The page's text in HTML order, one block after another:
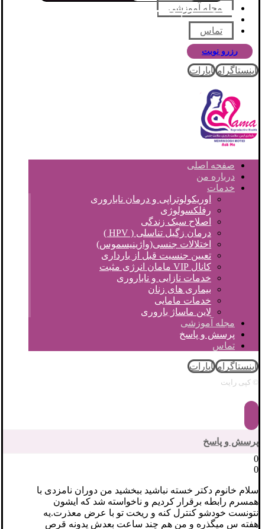
مجله آموزشی
پرسش و پاسخ
تماس
رزرو نوبت
اینستاگرام آپارات
صفحه اصلی
درباره من
خدمات
اوریکولوتراپی و درمان ناباروری
رفلکسولوژی
اصلاح سبک زندگی
درمان زگیل تناسلی ( HPV )
اختلالات جنسی(واژینیسموس)
تعیین جنسیت قبل از بارداری
کانال VIP مامان انرژی مثبت
خدمات نازایی و ناباروری
بیماری های زنان
خدمات مامایی
لاین ماساژ باروری
مجله آموزشی
پرسش و پاسخ
تماس
اینستاگرام آپارات
© کپی رایت
پرسش و پاسخ
0
0
سلام خانوم دکتر خسته نباشید ببخشید من دوران نامزدی با
همسرم رابطه برقرار کردیم و ناخواسته شد که ایشون
نتونست خودشو کنترل کنه و ریخت تو با عرض معذرت.یه
هفته س میگذره و من هم چند ساعت بعدش یدونه قرص